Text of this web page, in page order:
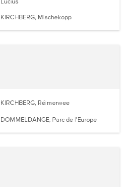
KIRCHBERG, Mischekopp
KIRCHBERG, Réimerwee
DOMMELDANGE, Parc de l'Europe